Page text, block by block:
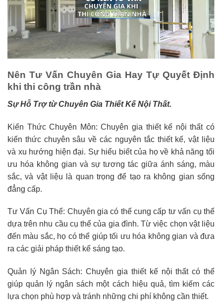
Nên Tư Vấn Chuyên Gia Hay Tự Quyết Định
khi thi công trần nhà
Sự Hỗ Trợ từ Chuyên Gia Thiết Kế Nội Thất.
Kiến Thức Chuyên Môn: Chuyên gia thiết kế nội thất có
kiến thức chuyên sâu về các nguyên tắc thiết kế, vật liệu
và xu hướng hiện đại. Sự hiểu biết của họ về khả năng tối
ưu hóa không gian và sự tương tác giữa ánh sáng, màu
sắc, và vật liệu là quan trọng để tạo ra không gian sống
đẳng cấp.
Tư Vấn Cụ Thể: Chuyên gia có thể cung cấp tư vấn cụ thể
dựa trên nhu cầu cụ thể của gia đình. Từ việc chọn vật liệu
đến màu sắc, họ có thể giúp tối ưu hóa không gian và đưa
ra các giải pháp thiết kế sáng tạo.
Quản lý Ngân Sách: Chuyên gia thiết kế nội thất có thể
giúp quản lý ngân sách một cách hiệu quả, tìm kiếm các
lựa chọn phù hợp và tránh những chi phí không cần thiết.